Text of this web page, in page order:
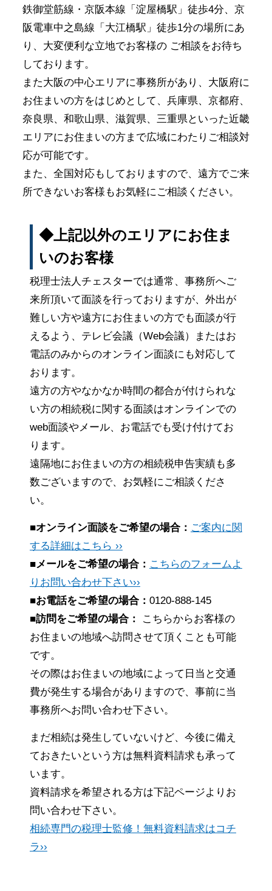
鉄御堂筋線・京阪本線「淀屋橋駅」徒歩4分、京
阪電車中之島線「大江橋駅」徒歩1分の場所にあ
り、大変便利な立地でお客様の ご相談をお待ち
しております。
また大阪の中心エリアに事務所があり、大阪府に
お住まいの方をはじめとして、兵庫県、京都府、
奈良県、和歌山県、滋賀県、三重県といった近畿
エリアにお住まいの方まで広域にわたりご相談対
応が可能です。
また、全国対応もしておりますので、遠方でご来
所できないお客様もお気軽にご相談ください。
◆上記以外のエリアにお住ま
いのお客様
税理士法人チェスターでは通常、事務所へご
来所頂いて面談を行っておりますが、外出が
難しい方や遠方にお住まいの方でも面談が行
えるよう、テレビ会議（Web会議）またはお
電話のみからのオンライン面談にも対応して
おります。
遠方の方やなかなか時間の都合が付けられな
い方の相続税に関する面談はオンラインでの
web面談やメール、お電話でも受け付けてお
ります。
遠隔地にお住まいの方の相続税申告実績も多
数ございますので、お気軽にご相談くださ
い。
■オンライン面談をご希望の場合： ご案内に関
する詳細はこちら ››
■メールをご希望の場合： こちらのフォームよ
りお問い合わせ下さい››
■お電話をご希望の場合： 0120-888-145
■訪問をご希望の場合：
こちらからお客様の
お住まいの地域へ訪問させて頂くことも可能
です。
その際はお住まいの地域によって日当と交通
費が発生する場合がありますので、事前に当
事務所へお問い合わせ下さい。
まだ相続は発生していないけど、今後に備え
ておきたいという方は無料資料請求も承って
います。
資料請求を希望される方は下記ページよりお
問い合わせ下さい。
相続専門の税理士監修！無料資料請求はコチ
ラ››